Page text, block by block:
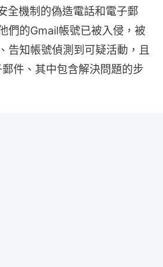
全機制的偽造電話和電子郵
們的Gmail帳號已被入侵，被
告知帳號偵測到可疑活動，且
件、其中包含解決問題的步